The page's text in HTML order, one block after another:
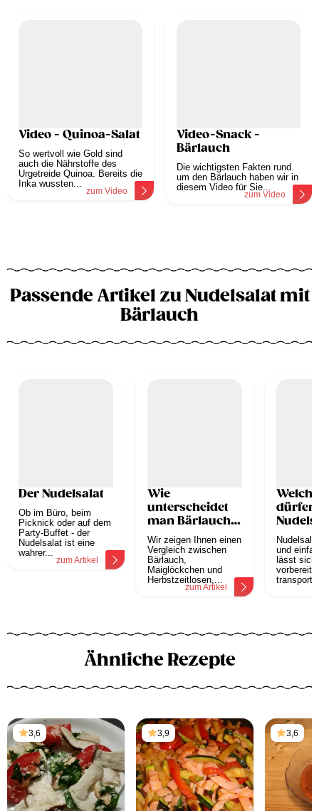
Video - Quinoa-Salat
So wertvoll wie Gold sind
auch die Nährstoffe des
Urgetreide Quinoa. Bereits die
Inka wussten...
zum Video
Video-Snack -
Bärlauch
Die wichtigsten Fakten rund
um den Bärlauch haben wir in
diesem Video für Sie...
zum Video
Passende Artikel zu Nudelsalat mit
Bärlauch
Der Nudelsalat
Ob im Büro, beim
Picknick oder auf dem
Party-Buffet - der
Nudelsalat ist eine
wahrer...
zum Artikel
Wie
unterscheidet
man Bärlauch
vom
Maiglöckchen
Wir zeigen Ihnen einen
Vergleich zwischen
Bärlauch,
Maiglöckchen und
Herbstzeitlosen,...
zum Artikel
dürfen
fehlen?
und
lässt sich
Ähnliche Rezepte
3,6 3,9 3,6